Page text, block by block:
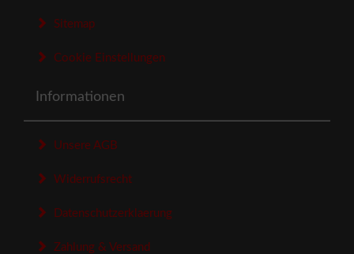
Sitemap
Cookie Einstellungen
Informationen
Unsere AGB
Widerrufsrecht
Datenschutzerklaerung
Zahlung & Versand